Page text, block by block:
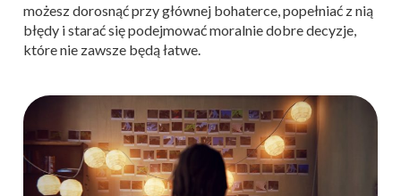
możesz dorosnąć przy głównej bohaterce, popełniać z nią
błędy i starać się podejmować moralnie dobre decyzje,
które nie zawsze będą łatwe.